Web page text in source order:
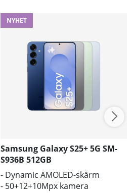
NYHET
Samsung Galaxy S25+ 5G SM-
S936B 512GB
- Dynamic AMOLED-skärm
- 50+12+10Mpx kamera